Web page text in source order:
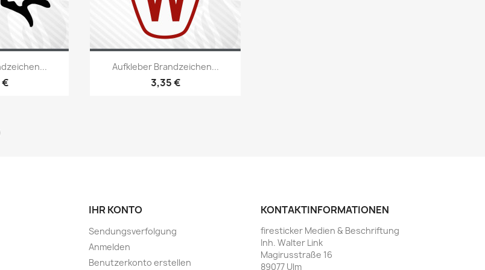
€
Vorschau
Aufkleber Brandzeichen...
3,35 €
IHR KONTO
Sendungsverfolgung
Anmelden
Benutzerkonto erstellen
KONTAKTINFORMATIONEN
firesticker Medien & Beschriftung
Inh. Walter Link
Magirusstraße 16
89077 Ulm